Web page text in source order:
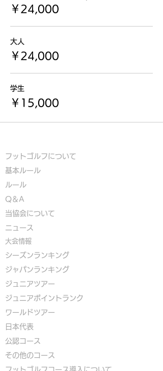
￥24,000
大人
￥24,000
学生
￥15,000
フットゴルフについて
基本ルール
ルール
Q＆A
​当協会について
​ニュース
大会情報
シーズンランキング
ジャパンランキング
ジュニアツアー
ジュニアポイントランク
​ワールドツアー
​​日本代表
公認コース
​その他のコース
​ フットゴルフコース導入について